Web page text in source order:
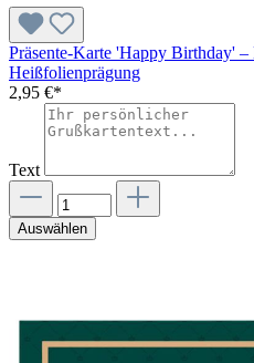
Präsente-Karte 'Happy Birthday'
Heißfolienprägung
2,95 €*
Text
Auswählen